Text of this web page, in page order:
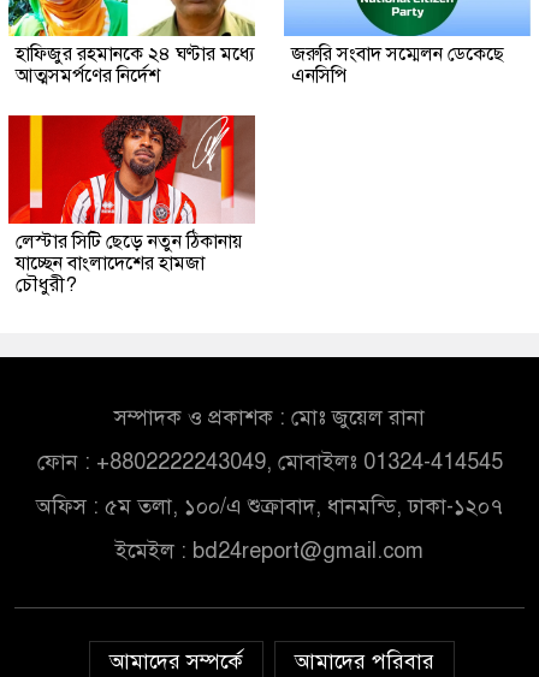
হাফিজুর রহমানকে ২৪ ঘণ্টার মধ্যে
আত্মসমর্পণের নির্দেশ
জরুরি সংবাদ সম্মেলন ডেকেছে
এনসিপি
লেস্টার সিটি ছেড়ে নতুন ঠিকানায়
যাচ্ছেন বাংলাদেশের হামজা
চৌধুরী?
সম্পাদক ও প্রকাশক : মোঃ জুয়েল রানা
ফোন : +8802222243049, মোবাইলঃ 01324-414545
অফিস : ৫ম তলা, ১০০/এ শুক্রাবাদ, ধানমন্ডি, ঢাকা-১২০৭
ইমেইল : bd24report@gmail.com
আমাদের সম্পর্কে আমাদের পরিবার